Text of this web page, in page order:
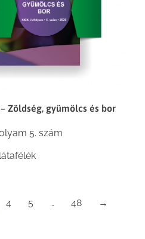
Zöldség, gyümölcs és bor
5. szám
4 5 … 48 →